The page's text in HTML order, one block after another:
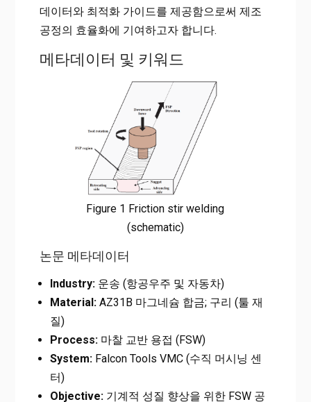
데이터와 최적화 가이드를 제공함으로써 제조
공정의 효율화에 기여하고자 합니다.
메타데이터 및 키워드
Figure 1 Friction stir welding
(schematic)
논문 메타데이터
Industry:운송 (항공우주 및 자동차)
Material:AZ31B 마그네슘 합금; 구리 (툴 재
질)
Process:마찰 교반 용접 (FSW)
System:Falcon Tools VMC (수직 머시닝 센
터)
Objective:기계적 성질 향상을 위한 FSW 공